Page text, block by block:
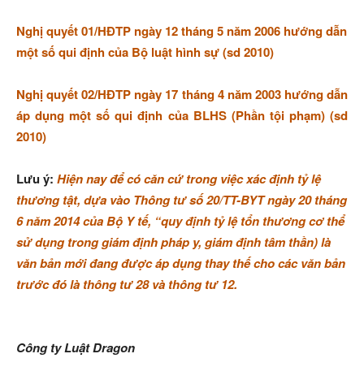
Nghị quyết 01/HĐTP ngày 12 tháng 5 năm 2006 hướng dẫn
một số qui định của Bộ luật hình sự (sd 2010)
Nghị quyết 02/HĐTP ngày 17 tháng 4 năm 2003 hướng dẫn
áp dụng một số qui định của BLHS (Phần tội phạm) (sd
2010)
Lưu ý: Hiện nay để có căn cứ trong việc xác định tỷ lệ
thương tật, dựa vào Thông tư số 20/TT-BYT ngày 20 tháng
6 năm 2014 của Bộ Y tế, “quy định tỷ lệ tổn thương cơ thể
sử dụng trong giám định pháp y, giám định tâm thần) là
văn bản mới đang được áp dụng thay thế cho các văn bản
trước đó là thông tư 28 và thông tư 12.
Công ty Luật Dragon